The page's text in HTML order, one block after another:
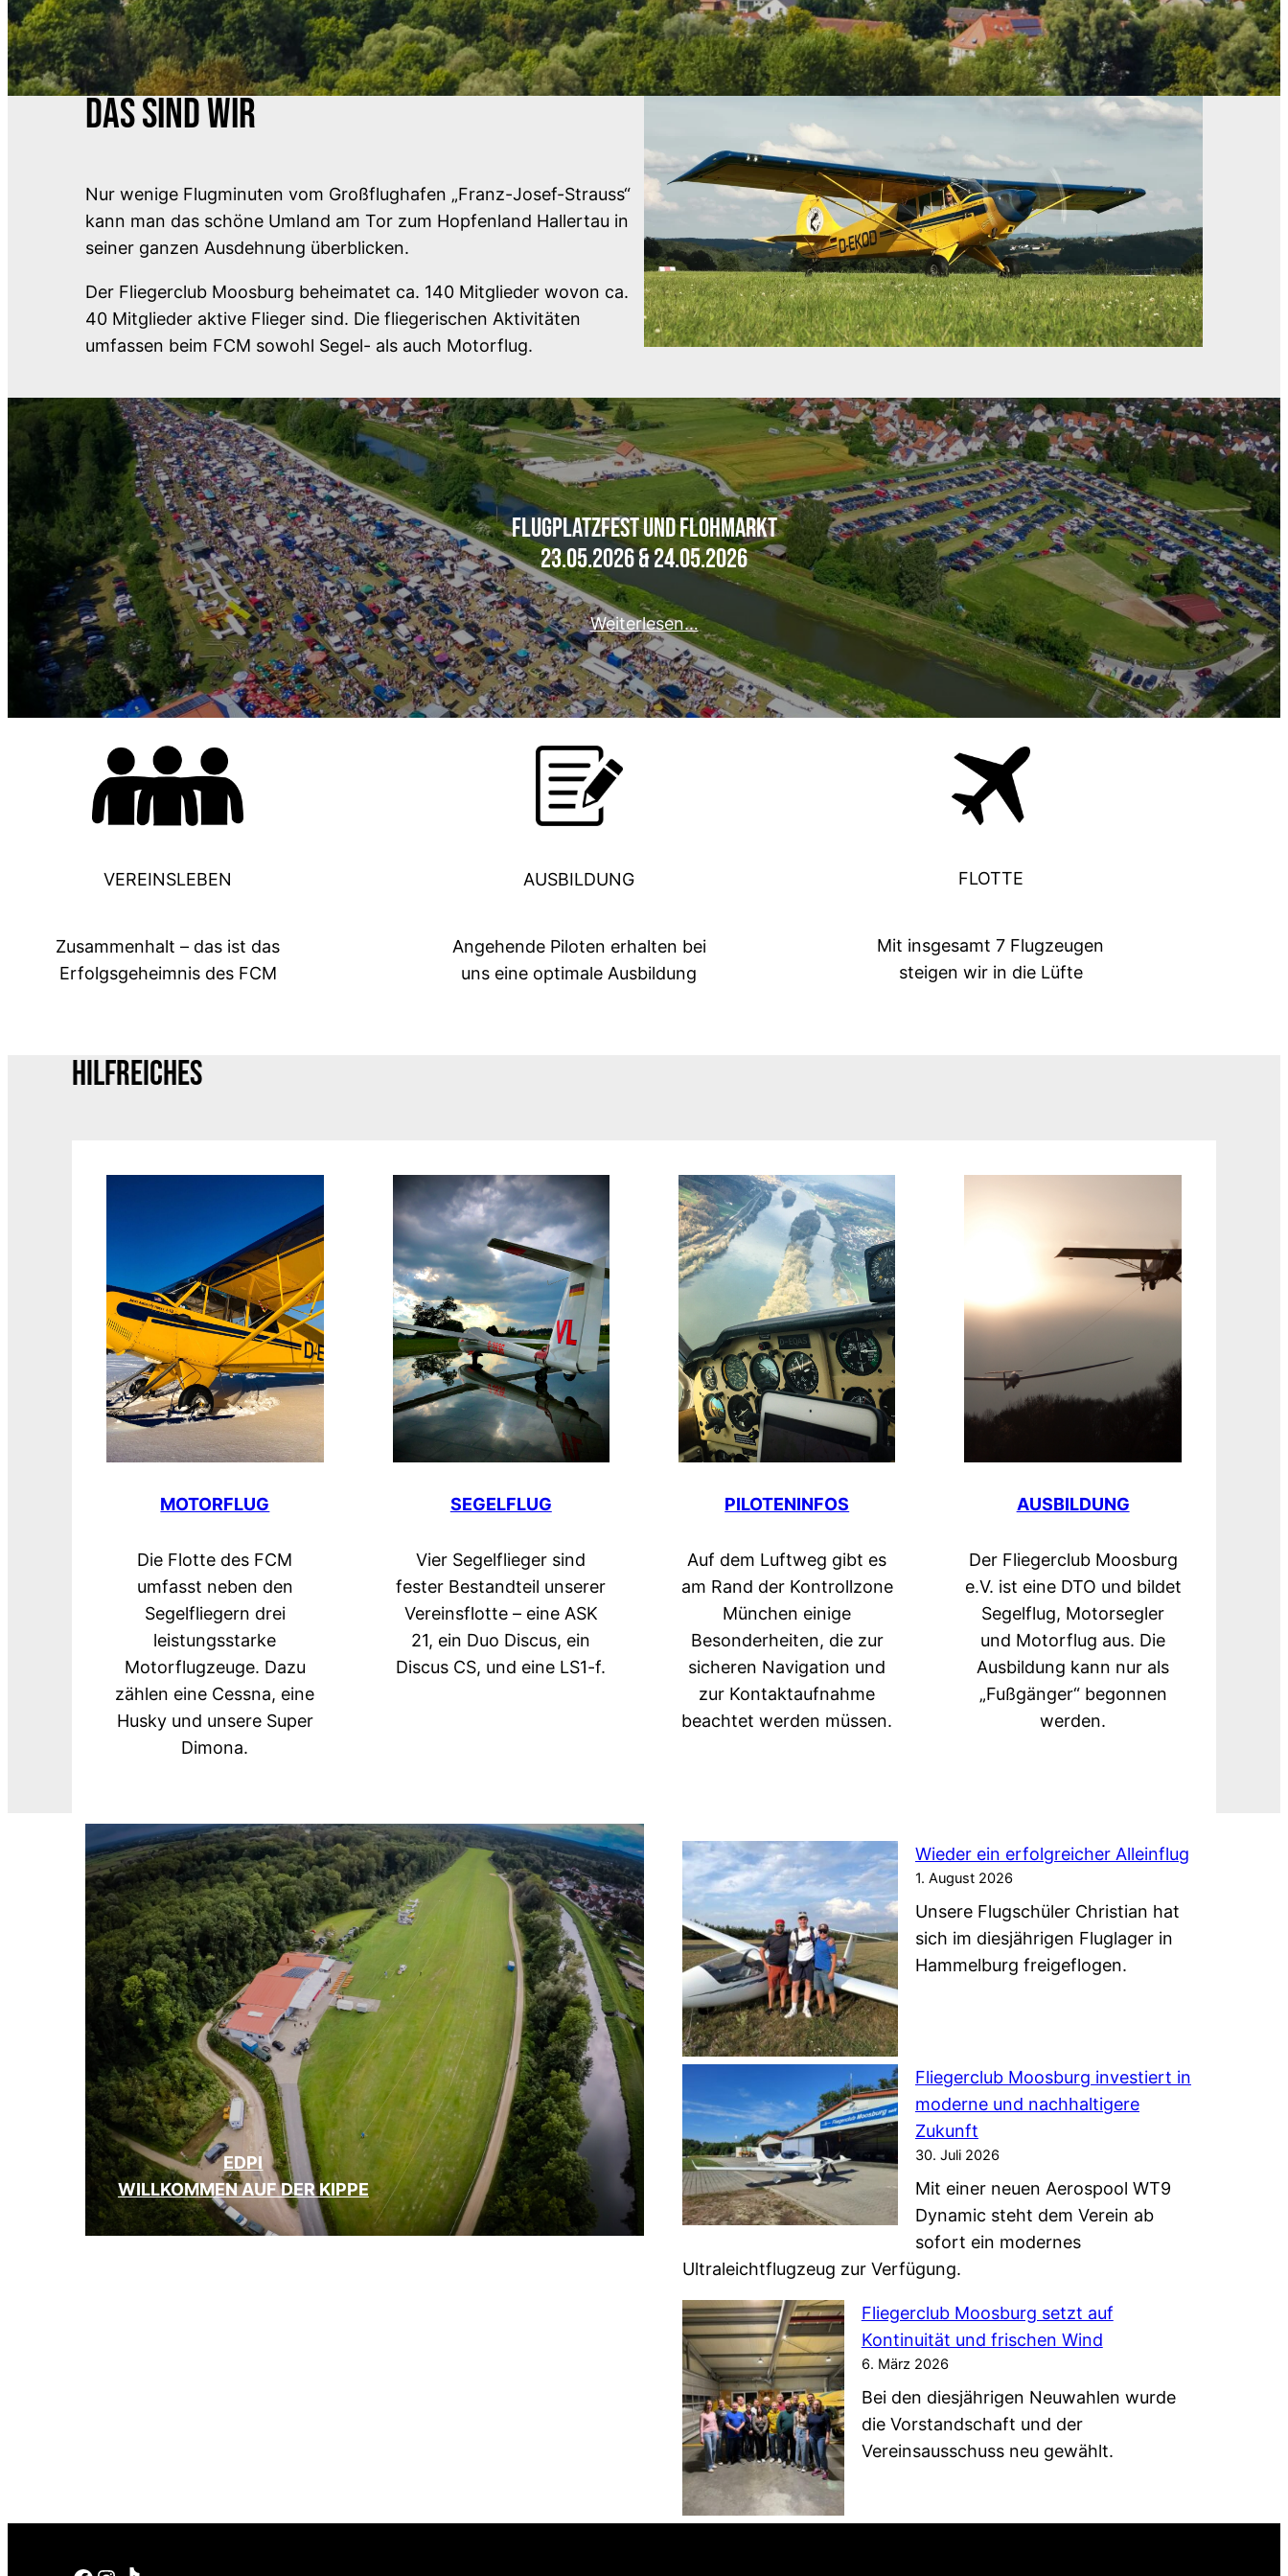
DAS SIND WIR
Nur wenige Flugminuten vom Großflughafen „Franz-Josef-Strauss“
kann man das schöne Umland am Tor zum Hopfenland Hallertau in
seiner ganzen Ausdehnung überblicken.
Der Fliegerclub Moosburg beheimatet ca. 140 Mitglieder wovon ca.
40 Mitglieder aktive Flieger sind. Die fliegerischen Aktivitäten
umfassen beim FCM sowohl Segel- als auch Motorflug.
Flugplatzfest und Flohmarkt
23.05.2026 & 24.05.2026
Weiterlesen…
VEREINSLEBEN
Zusammenhalt – das ist das
Erfolgsgeheimnis des FCM
AUSBILDUNG
Angehende Piloten erhalten bei
uns eine optimale Ausbildung
FLOTTE
Mit insgesamt 7 Flugzeugen
steigen wir in die Lüfte
HILFREICHES
MOTORFLUG
Die Flotte des FCM
umfasst neben den
Segelfliegern drei
leistungsstarke
Motorflugzeuge. Dazu
zählen eine Cessna, eine
Husky und unsere Super
Dimona.
SEGELFLUG
Vier Segelflieger sind
fester Bestandteil unserer
Vereinsflotte – eine ASK
21, ein Duo Discus, ein
Discus CS, und eine LS1-f.
PILOTENINFOS
Auf dem Luftweg gibt es
am Rand der Kontrollzone
München einige
Besonderheiten, die zur
sicheren Navigation und
zur Kontaktaufnahme
beachtet werden müssen.
AUSBILDUNG
Der Fliegerclub Moosburg
e.V. ist eine DTO und bildet
Segelflug, Motorsegler
und Motorflug aus. Die
Ausbildung kann nur als
„Fußgänger“ begonnen
werden.
EDPI
WILLKOMMEN AUF DER KIPPE
Wieder ein erfolgreicher Alleinflug
1. August 2026
Unsere Flugschüler Christian hat
sich im diesjährigen Fluglager in
Hammelburg freigeflogen.
Fliegerclub Moosburg investiert in
moderne und nachhaltigere
Zukunft
30. Juli 2026
Mit einer neuen Aerospool WT9
Dynamic steht dem Verein ab
sofort ein modernes
Ultraleichtflugzeug zur Verfügung.
Fliegerclub Moosburg setzt auf
Kontinuität und frischen Wind
6. März 2026
Bei den diesjährigen Neuwahlen wurde
die Vorstandschaft und der
Vereinsausschuss neu gewählt.